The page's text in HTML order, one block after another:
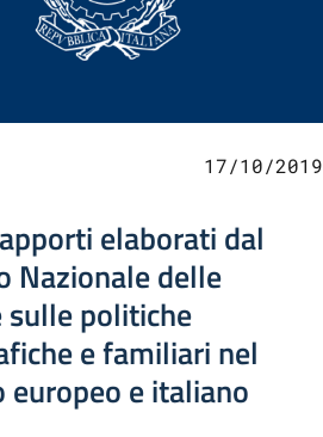
17/10/2019
elaborati dal
Nazionale delle
sulle politiche
e familiari nel
europeo e italiano